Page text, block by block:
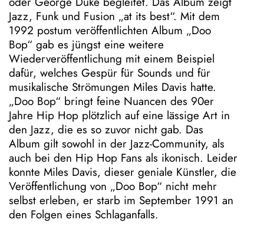
w
s
e
t
t
e
r
K
o
n
t
a
k
t
Jazz, Funk und Fusion „at its best“. Mit dem
1992 postum veröffentlichten Album „Doo
Bop“ gab es jüngst eine weitere
Wiederveröffentlichung mit einem Beispiel
dafür, welches Gespür für Sounds und für
musikalische Strömungen Miles Davis hatte.
„Doo Bop“ bringt feine Nuancen des 90er
Jahre Hip Hop plötzlich auf eine lässige Art in
den Jazz, die es so zuvor nicht gab. Das
Album gilt sowohl in der Jazz-Community, als
auch bei den Hip Hop Fans als ikonisch. Leider
konnte Miles Davis, dieser geniale Künstler, die
Veröffentlichung von „Doo Bop“ nicht mehr
selbst erleben, er starb im September 1991 an
den Folgen eines Schlaganfalls.